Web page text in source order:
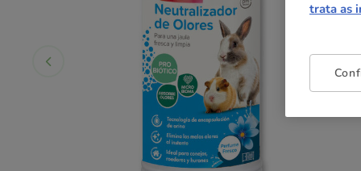
trata as